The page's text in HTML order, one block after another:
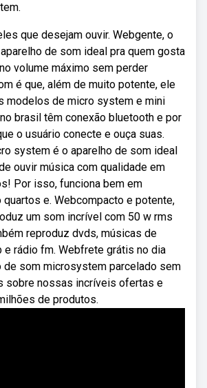
que desejam ouvir. Webgente, o
de som ideal pra quem gosta
volume máximo sem perder
é que, além de muito potente, ele
modelos de micro system e mini
brasil têm conexão bluetooth e por
o usuário conecte e ouça suas.
system é o aparelho de som ideal
ouvir música com qualidade em
Por isso, funciona bem em
e. Webcompacto e potente,
um som incrível com 50 w rms
reproduz dvds, músicas de
rádio fm. Webfrete grátis no dia
de som microsystem parcelado sem
sobre nossas incríveis ofertas e
de produtos.